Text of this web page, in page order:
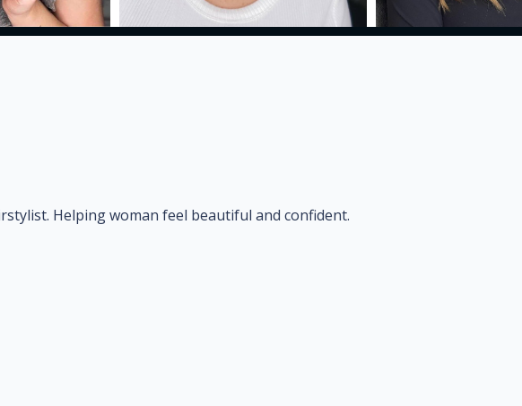
Helping woman feel beautiful and confident.